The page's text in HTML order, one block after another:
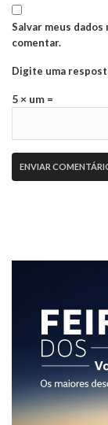
Salvar meus
comentar.
Digite uma
5 × um =